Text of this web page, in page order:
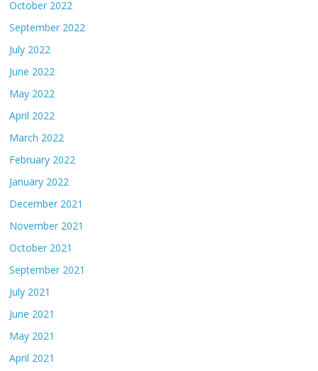
October 2022
September 2022
July 2022
June 2022
May 2022
April 2022
March 2022
February 2022
January 2022
December 2021
November 2021
October 2021
September 2021
July 2021
June 2021
May 2021
April 2021